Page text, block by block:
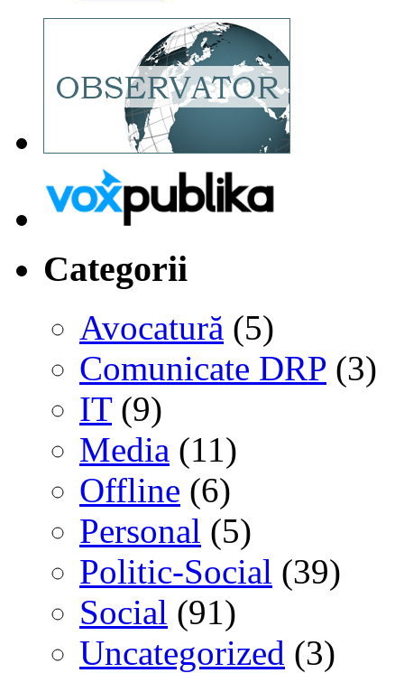
Categorii
Avocatură (5)
Comunicate DRP (3)
IT(9)
Media (11)
Offline (6)
Personal (5)
Politic-Social (39)
Social (91)
Uncategorized (3)